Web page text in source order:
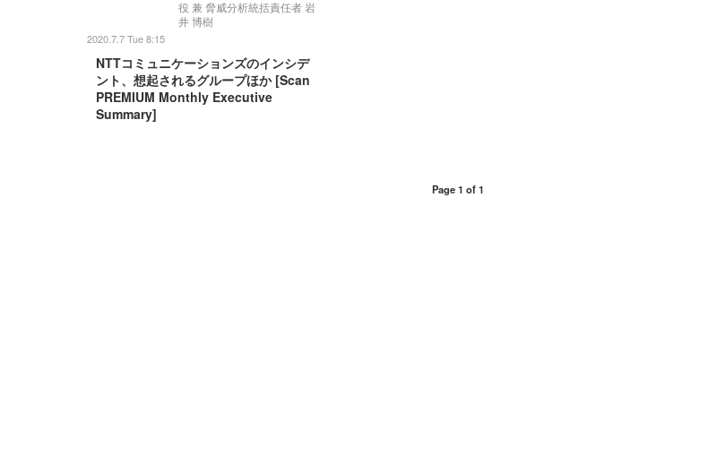
役 兼 脅威分析統括責任者 岩
井 博樹
2020.7.7 Tue 8:15
NTTコミュニケーションズのインシデ
ント、想起されるグループほか [Scan
PREMIUM Monthly Executive
Summary]
Page 1 of 1